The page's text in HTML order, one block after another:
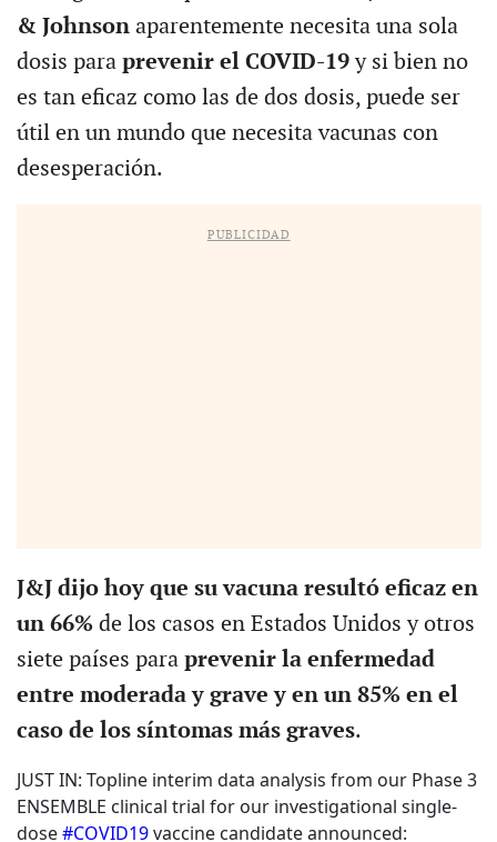
& Johnsonaparentemente necesita una sola
dosis para prevenir el COVID-19y si bien no
es tan eficaz como las de dos dosis, puede ser
útil en un mundo que necesita vacunas con
desesperación.
PUBLICIDAD
J&J dijo hoy que su vacuna resultó eficaz en
un 66% de los casos en Estados Unidos y otros
siete países para prevenir la enfermedad
entre moderada y grave y en un 85% en el
caso de los síntomas más graves.
JUST IN: Topline interim data analysis from our Phase 3
ENSEMBLE clinical trial for our investigational single-
dose#COVID19vaccine candidate announced: